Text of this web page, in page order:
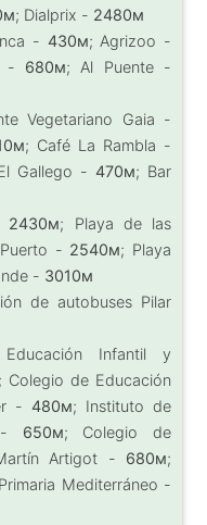
; Dialprix - 2480м
- 430м; Agrizoo -
- 680м; Al Puente -
Vegetariano Gaia -
; Café La Rambla -
Gallego - 470м; Bar
2430м; Playa de las
- 2540м; Playa
- 3010м
de autobuses Pilar
Infantil y
; Colegio de Educación
- 480м; Instituto de
- 650м; Colegio de
Artigot - 680м;
Mediterráneo -